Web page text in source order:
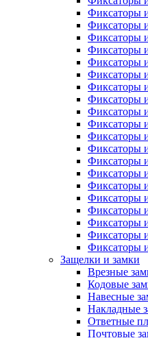
Фиксаторы
Фиксаторы
Фиксаторы
Фиксаторы
Фиксаторы
Фиксаторы
Фиксаторы
Фиксаторы
Фиксаторы
Фиксаторы
Фиксаторы
Фиксаторы
Фиксаторы
Фиксаторы
Фиксаторы
Фиксаторы
Фиксаторы
Фиксаторы
Фиксаторы
Фиксаторы
Защелки и замки
Врезные
Кодовые
Навесные
Накладные
Ответные
Почтовые